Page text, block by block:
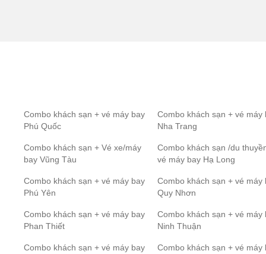
Combo khách sạn + vé máy bay
Phú Quốc
Combo khách sạn + vé máy
Nha Trang
Combo khách sạn + Vé xe/máy
bay Vũng Tàu
Combo khách sạn /du
vé máy bay Hạ Long
Combo khách sạn + vé máy bay
Phú Yên
Combo khách sạn + vé máy
Quy Nhơn
Combo khách sạn + vé máy bay
Phan Thiết
Combo khách sạn + vé máy
Ninh Thuận
Combo khách sạn + vé máy bay
Combo khách sạn + vé máy